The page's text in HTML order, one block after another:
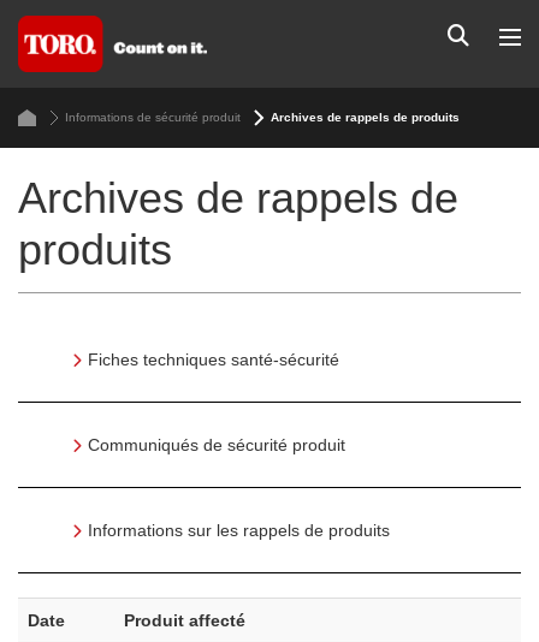
Informations de sécurité produit Archives de rappels de produits
Archives de rappels de
produits
Fiches techniques santé-sécurité
Communiqués de sécurité produit
Informations sur les rappels de produits
Date Produit affecté